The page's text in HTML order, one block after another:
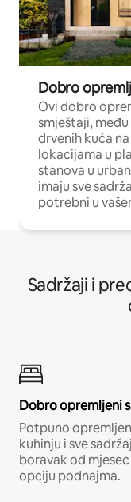
Dobro
Ovi dobro
smještaji,
drvenih kuća
lokacijama u
stanova u
imaju sve
potrebni u
Sadržaji i
Dobro opremljeni
Potpuno
kuhinju i sve
boravak od mjesec
opciju podnajma.